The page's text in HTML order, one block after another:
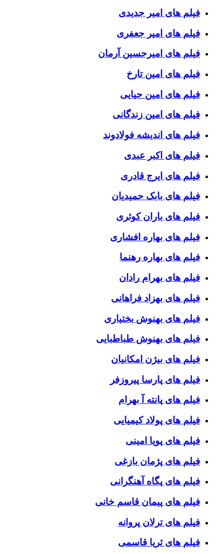
فیلم های امیر جدیدی
فیلم های امیر جعفری
فیلم های امیرحسین آرمان
فیلم های امین تارخ
فیلم های امین حیایی
فیلم های امین زندگانی
فیلم های اندیشه فولادوند
فیلم های اکبر عبدی
فیلم های ایرج قادری
فیلم های بابک حمیدیان
فیلم های باران کوثری
فیلم های بهاره افشاری
فیلم های بهاره رهنما
فیلم های بهرام رادان
فیلم های بهزاد فراهانی
فیلم های بهنوش بختیاری
فیلم های بهنوش طباطبایی
فیلم های بیژن امکانیان
فیلم های پارسا پیروزفر
فیلم های پانته آ بهرام
فیلم های پولاد کیمیایی
فیلم های پویا امینی
فیلم های پژمان بازغی
فیلم های پگاه آهنگرانی
فیلم های پیمان قاسم خانی
فیلم های ترلان پروانه
فیلم های ثریا قاسمی